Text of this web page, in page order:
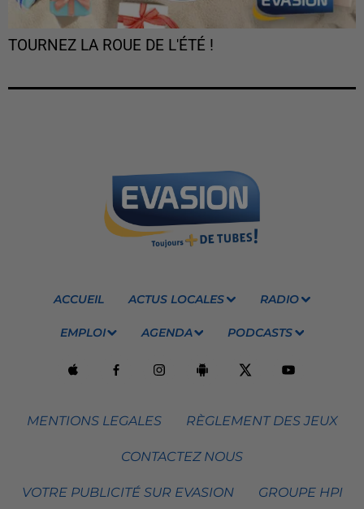
TOURNEZ LA ROUE DE L'ÉTÉ !
ACCUEIL ACTUS LOCALES RADIO
EMPLOI AGENDA PODCASTS
MENTIONS LEGALES RÈGLEMENT DES JEUX
CONTACTEZ NOUS
VOTRE PUBLICITÉ SUR EVASION GROUPE HPI